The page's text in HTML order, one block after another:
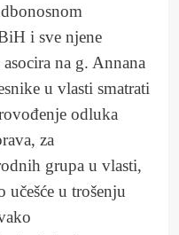
i sve njene
na g. Annana
u vlasti smatrati
odluka
za
grupa u vlasti,
u trošenju